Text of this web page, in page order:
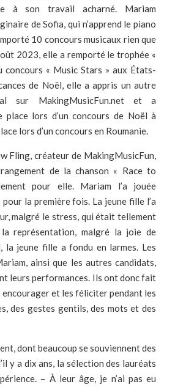
à son travail acharné. Mariam
de Sofia, qui n’apprend le piano
10 concours musicaux rien que
2023, elle a remporté le trophée «
concours « Music Stars » aux États-
de Noël, elle a appris un autre
sur MakingMusicFun.net et a
place lors d’un concours de Noël à
lors d’un concours en Roumanie.
Fling, créateur de MakingMusicFun,
de la chanson « Race to
pour elle. Mariam l’a jouée
la première fois. La jeune fille l’a
malgré le stress, qui était tellement
représentation, malgré la joie de
la jeune fille a fondu en larmes. Les
ainsi que les autres candidats,
leurs performances. Ils ont donc fait
encourager et les féliciter pendant les
des gestes gentils, des mots et des
dont beaucoup se souviennent des
y a dix ans, la sélection des lauréats
– À leur âge, je n’ai pas eu